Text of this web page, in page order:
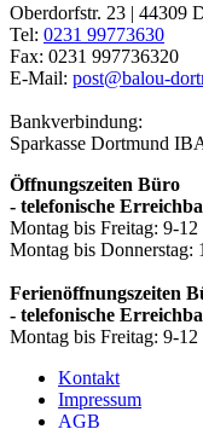
Oberdorfstr. 23 | 44309
Tel: 0231 99773630
Fax: 0231 997736320
E-Mail: post@balou-
Bankverbindung:
Sparkasse Dortmund
Öffnungszeiten Büro
- telefonische
Montag bis Freitag: 9-
Montag bis Donnerstag:
Ferienöffnungszeiten
- telefonische
Montag bis Freitag: 9-
Kontakt
Impressum
AGB